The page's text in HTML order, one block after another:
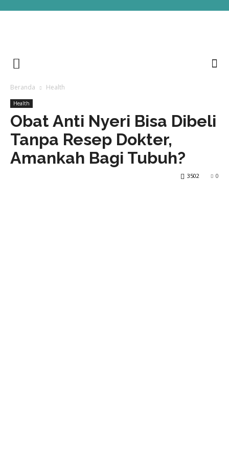
Beranda Health
Health
Obat Anti Nyeri Bisa Dibeli
Tanpa Resep Dokter,
Amankah Bagi Tubuh?
0
3502